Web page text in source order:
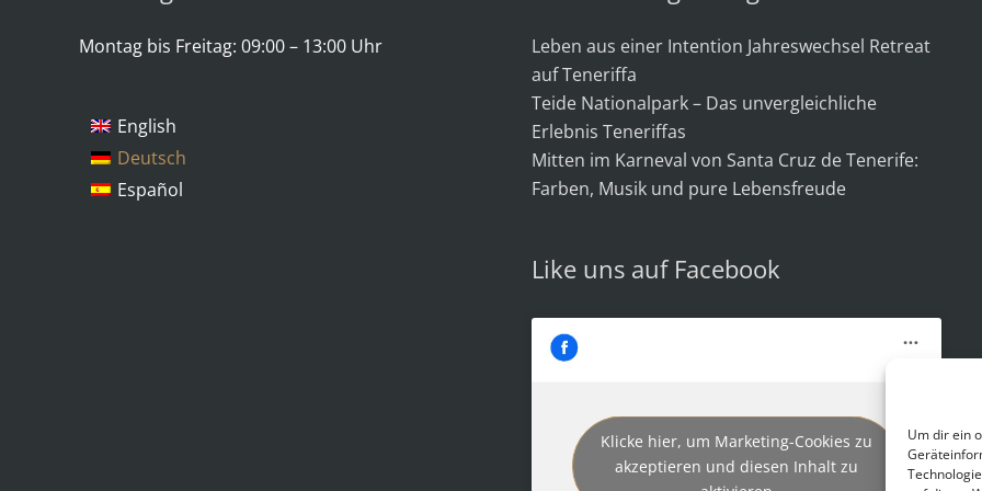
Um dir ein
Montag bis Freitag: 09:00 – 13:00 Uhr
English
Deutsch
Español
Leben aus einer Intention Jahreswechsel Retreat
auf Teneriffa
Teide Nationalpark – Das unvergleichliche
Erlebnis Teneriffas
Mitten im Karneval von Santa Cruz de Tenerife:
Farben, Musik und pure Lebensfreude
Like uns auf Facebook
Klicke hier, um Marketing-Cookies zu
akzeptieren und diesen Inhalt zu